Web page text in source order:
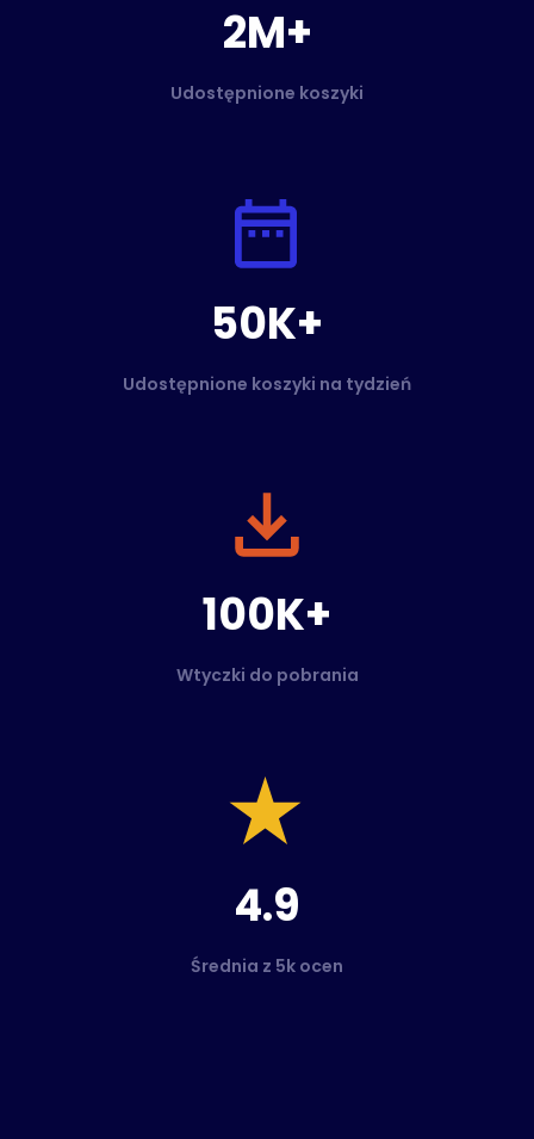
2M+
Udostępnione koszyki
50K+
Udostępnione koszyki na tydzień
100K+
Wtyczki do pobrania
4.9
Średnia z 5k ocen